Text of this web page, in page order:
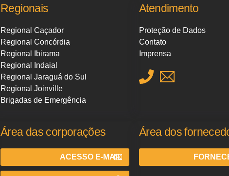
Regionais
Regional Caçador
Regional Concórdia
Regional Ibirama
Regional Indaial
Regional Jaraguá do Sul
Regional Joinville
Brigadas de Emergência
Atendimento
Proteção de Dados
Contato
Imprensa
Área das corporações
ACESSO E-MAIL
Área dos